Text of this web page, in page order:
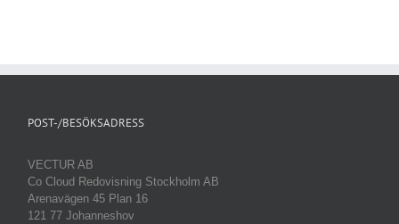
POST-/BESÖKSADRESS
VECTUR AB
Co Cloud Redovisning Stockholm AB
Arenavägen 45 Plan 16
121 77 Johanneshov